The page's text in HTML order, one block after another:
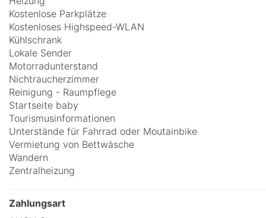
Kostenlose Parkplätze
Kostenloses Highspeed-WLAN
Kühlschrank
Lokale Sender
Motorradunterstand
Nichtraucherzimmer
Reinigung - Raumpflege
Startseite baby
Tourismusinformationen
Unterstände für Fahrrad oder Moutainbike
Vermietung von Bettwäsche
Wandern
Zentralheizung
Zahlungsart